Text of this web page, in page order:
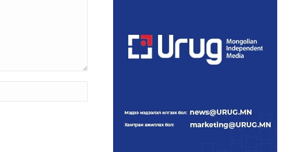
хайрхны төрийн тахилгад
оролцлоо
хүргэлээ